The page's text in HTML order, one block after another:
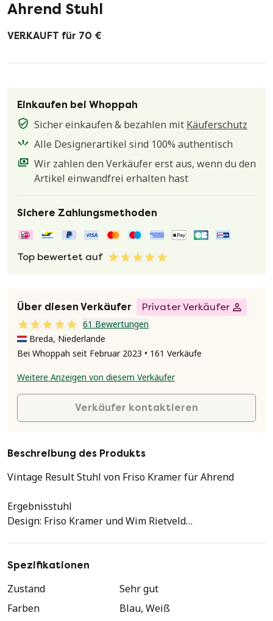
Ahrend Stuhl
VERKAUFT für 70 €
Einkaufen bei Whoppah
Sicher einkaufen & bezahlen mit Käuferschutz
Alle Designerartikel sind 100% authentisch
Wir zahlen den Verkäufer erst aus, wenn du den
Artikel einwandfrei erhalten hast
Sichere Zahlungsmethoden
Top bewertet auf
Über diesen Verkäufer
Privater Verkäufer
61 Bewertungen
Breda, Niederlande
Bei Whoppah seit Februar 2023 • 161 Verkäufe
Weitere Anzeigen von diesem Verkäufer
Verkäufer kontaktieren
Beschreibung des Produkts
Vintage Result Stuhl von Friso Kramer für Ahrend
Ergebnisstuhl
Design: Friso Kramer und Wim Rietveld
Sitzhöhe: 46 cm
Spezifikationen
Zustand
Sehr gut
Farben
Blau, Weiß